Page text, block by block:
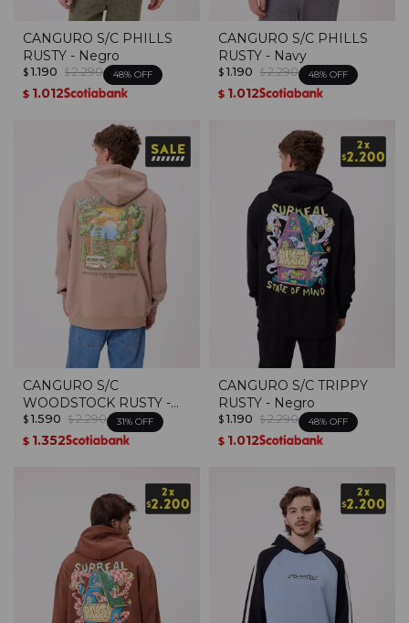
CANGURO S/C PHILLS
RUSTY - Negro
$ 1.190 $ 2.290 48
$ 1.012
CANGURO S/C PHILLS
RUSTY - Navy
$ 1.190 $ 2.290 48
$ 1.012
CANGURO S/C
WOODSTOCK RUSTY -
Taupe
$ 1.590 $ 2.290 31
$ 1.352
CANGURO S/C TRIPPY
RUSTY - Negro
$ 1.190 $ 2.290 48
$ 1.012